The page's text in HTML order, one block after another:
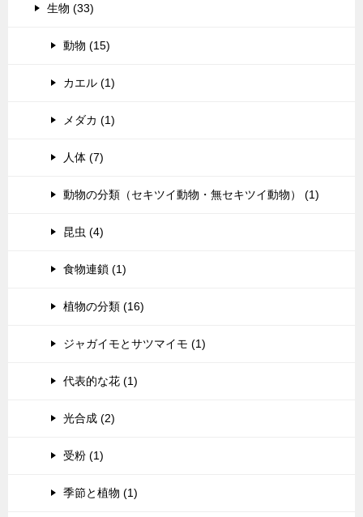
生物 (33)
動物 (15)
カエル (1)
メダカ (1)
人体 (7)
動物の分類（セキツイ動物・無セキツイ動物） (1)
昆虫 (4)
食物連鎖 (1)
植物の分類 (16)
ジャガイモとサツマイモ (1)
代表的な花 (1)
光合成 (2)
受粉 (1)
季節と植物 (1)